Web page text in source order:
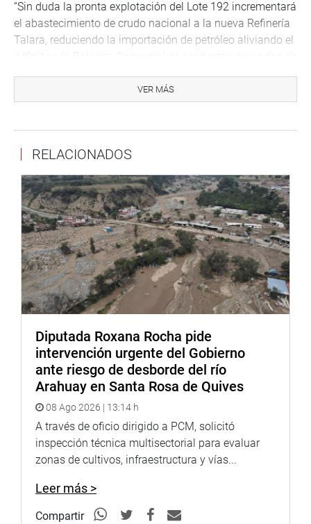
“Sin duda la pronta explotación del Lote 192 incrementará
el abastecimiento de crudo nacional a la nueva Refinería
Talara, reduciendo la importación de petróleo aliviando el
petróleo para el consumo nacional, de igual forma, la
reactivación del Lote 192 reforzará la sostenibilidad
operativa y económica del Oleoducto Norperuano, por
actividades de exploración de hidrocarburos”. Puntualizó
Lima, 07 de setiembre de 2022
Se agradece su difusión
Telf: (511) 3117346
Cel 995749141
VER MÁS
RELACIONADOS
Diputada Roxana Rocha pide
intervención urgente del Gobierno
ante riesgo de desborde del río
Arahuay en Santa Rosa de Quives
08 Ago 2026 | 13:14 h
A través de oficio dirigido a PCM, solicitó
inspección técnica multisectorial para evaluar
zonas de cultivos, infraestructura y vías...
Leer más >
Compartir